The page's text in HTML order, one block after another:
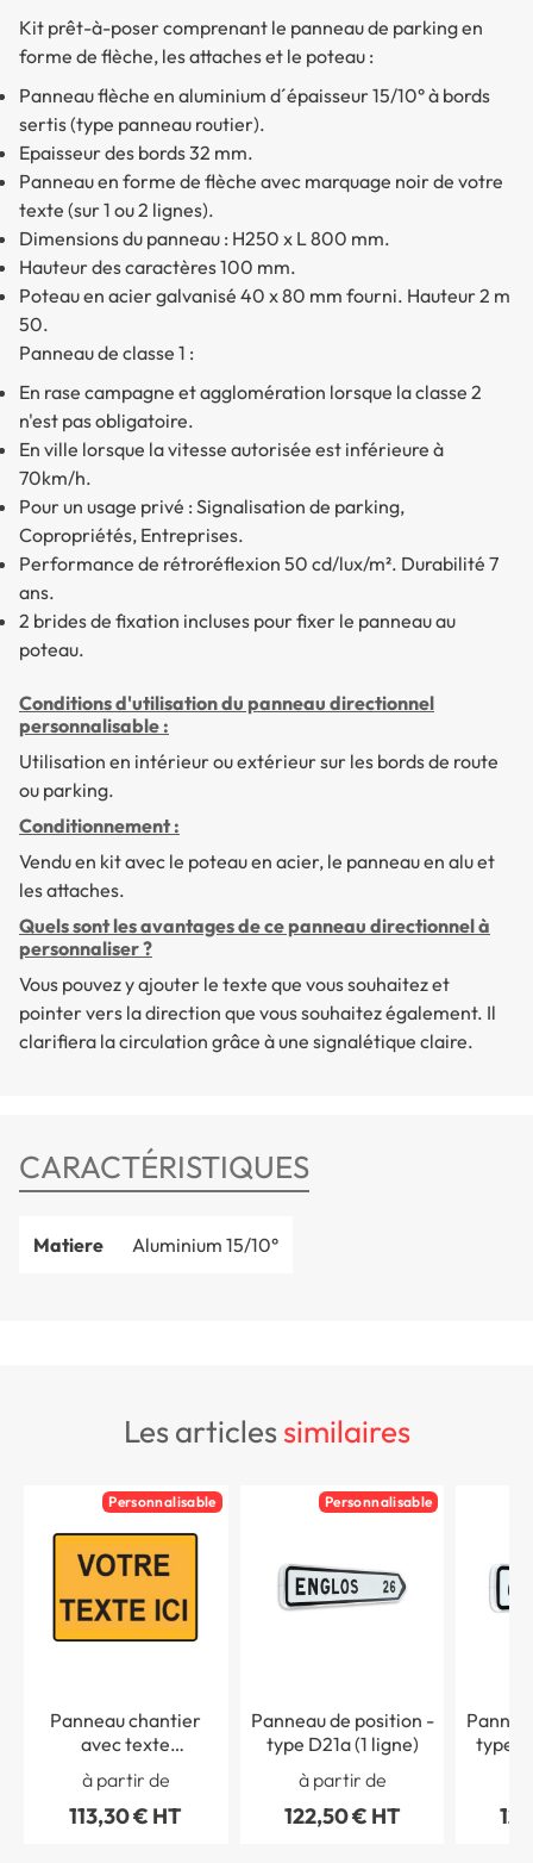
Kit prêt-à-poser comprenant le panneau de parking en
forme de flèche, les attaches et le poteau :
Panneau flèche en aluminium d´épaisseur 15/10° à bords
sertis (type panneau routier).
Epaisseur des bords 32 mm.
Panneau en forme de flèche avec marquage noir de votre
texte (sur 1 ou 2 lignes).
Dimensions du panneau : H250 x L 800 mm.
Hauteur des caractères 100 mm.
Poteau en acier galvanisé 40 x 80 mm fourni. Hauteur 2 m
50.
Panneau de classe 1 :
En rase campagne et agglomération lorsque la classe 2
n'est pas obligatoire.
En ville lorsque la vitesse autorisée est inférieure à
70km/h.
Pour un usage privé : Signalisation de parking,
Copropriétés, Entreprises.
Performance de rétroréflexion 50 cd/lux/m². Durabilité 7
ans.
2 brides de fixation incluses pour fixer le panneau au
poteau.
Conditions d'utilisation du panneau directionnel
personnalisable :
Utilisation en intérieur ou extérieur sur les bords de route
ou parking.
Conditionnement :
Vendu en kit avec le poteau en acier, le panneau en alu et
les attaches.
Quels sont les avantages de ce panneau directionnel à
personnaliser ?
Vous pouvez y ajouter le texte que vous souhaitez et
pointer vers la direction que vous souhaitez également. Il
clarifiera la circulation grâce à une signalétique claire.
CARACTÉRISTIQUES
Matiere Aluminium 15/10°
les articlessimilaires
Personnalisable
Panneau chantier
avec texte
personnalisé - H 600 x
L 800 mm - type KC
à partir de
113,30 € HT
Personnalisable
Panneau de position -
type D21a (1 ligne)
à partir de
122,50 € HT
type